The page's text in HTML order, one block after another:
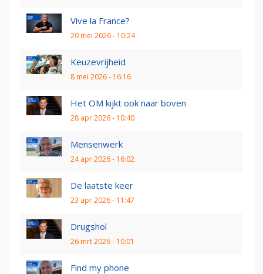
Vive la France?
20 mei 2026 - 10:24
Keuzevrijheid
8 mei 2026 - 16:16
Het OM kijkt ook naar boven
28 apr 2026 - 10:40
Mensenwerk
24 apr 2026 - 16:02
De laatste keer
23 apr 2026 - 11:47
Drugshol
26 mrt 2026 - 10:01
Find my phone